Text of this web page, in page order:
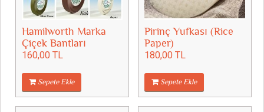
Hamilworth Marka
Çiçek Bantları
160,00 TL
Sepete Ekle
Pirinç Yufkası (Rice
Paper)
180,00 TL
Sepete Ekle